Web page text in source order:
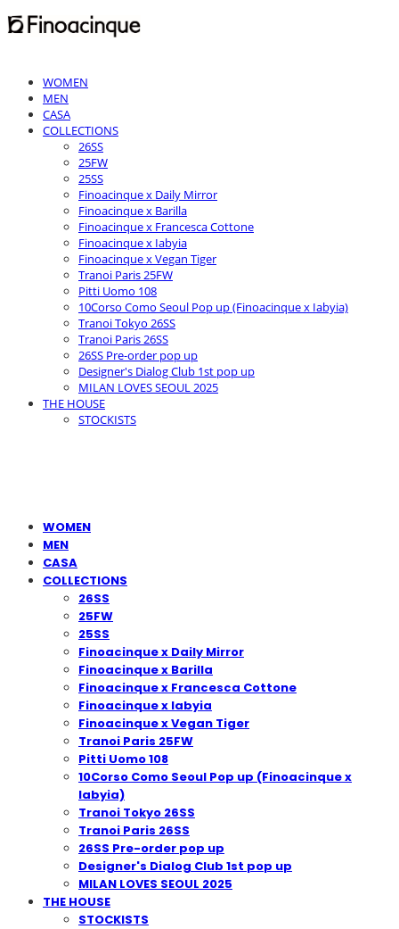
WOMEN
MEN
CASA
COLLECTIONS
26SS
25FW
25SS
Finoacinque x Daily Mirror
Finoacinque x Barilla
Finoacinque x Francesca Cottone
Finoacinque x Iabyia
Finoacinque x Vegan Tiger
Tranoi Paris 25FW
Pitti Uomo 108
10Corso Como Seoul Pop up (Finoacinque x Iabyia)
Tranoi Tokyo 26SS
Tranoi Paris 26SS
26SS Pre-order pop up
Designer's Dialog Club 1st pop up
MILAN LOVES SEOUL 2025
THE HOUSE
STOCKISTS
WOMEN
MEN
CASA
COLLECTIONS
26SS
25FW
25SS
Finoacinque x Daily Mirror
Finoacinque x Barilla
Finoacinque x Francesca Cottone
Finoacinque x Iabyia
Finoacinque x Vegan Tiger
Tranoi Paris 25FW
Pitti Uomo 108
10Corso Como Seoul Pop up (Finoacinque x
Iabyia)
Tranoi Tokyo 26SS
Tranoi Paris 26SS
26SS Pre-order pop up
Designer's Dialog Club 1st pop up
MILAN LOVES SEOUL 2025
THE HOUSE
STOCKISTS